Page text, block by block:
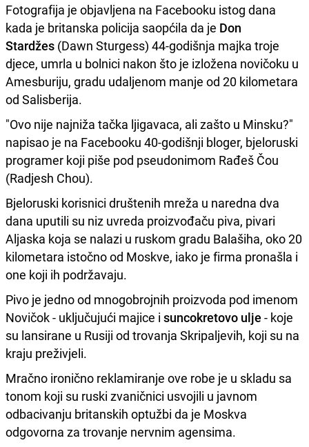
Fotografija je objavljena na Facebooku istog dana
kada je britanska policija saopćila da je Don
Stardžes (Dawn Sturgess) 44-godišnja majka troje
djece, umrla u bolnici nakon što je izložena novičoku u
Amesburiju, gradu udaljenom manje od 20 kilometara
od Salisberija.
"Ovo nije najniža tačka ljigavaca, ali zašto u Minsku?"
napisao je na Facebooku 40-godišnji bloger, bjeloruski
programer koji piše pod pseudonimom Rađeš Čou
(Radjesh Chou).
Bjeloruski korisnici društenih mreža u naredna dva
dana uputili su niz uvreda proizvođaču piva, pivari
Aljaska koja se nalazi u ruskom gradu Balašiha, oko 20
kilometara istočno od Moskve, iako je firma pronašla i
one koji ih podržavaju.
Pivo je jedno od mnogobrojnih proizvoda pod imenom
Novičok - uključujući majice i suncokretovo ulje - koje
su lansirane u Rusiji od trovanja Skripaljevih, koji su na
kraju preživjeli.
Mračno ironično reklamiranje ove robe je u skladu sa
tonom koji su ruski zvaničnici usvojili u javnom
odbacivanju britanskih optužbi da je Moskva
odgovorna za trovanje nervnim agensima.